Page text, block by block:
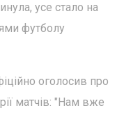
усе стало на
футболу
оголосив про
матчів: "Нам вже